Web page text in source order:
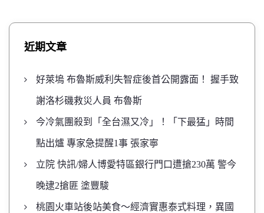
近期文章
好萊塢 布魯斯威利失智症後首公開露面！ 握手致
謝洛杉磯救災人員 布魯斯
今冷氣團殺到「全台濕又冷」！「下最猛」時間
點出爐 專家急提醒1事 張家寧
立院 快訊/婦人博愛特區銀行門口遭搶230萬 警今
晚逮2搶匪 塗豐駿
桃園火車站後站美食～經濟實惠泰式料理，異國